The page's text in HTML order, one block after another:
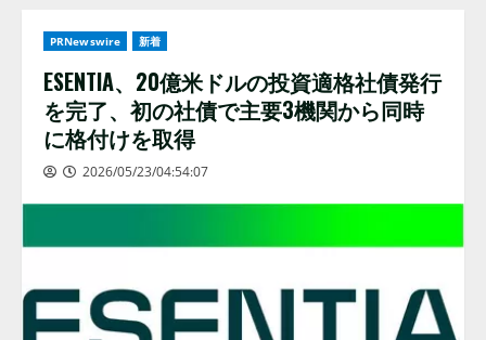
PRNewswire 新着
ESENTIA、20億米ドルの投資適格社債発行
を完了、初の社債で主要3機関から同時
に格付けを取得
2026/05/23/04:54:07